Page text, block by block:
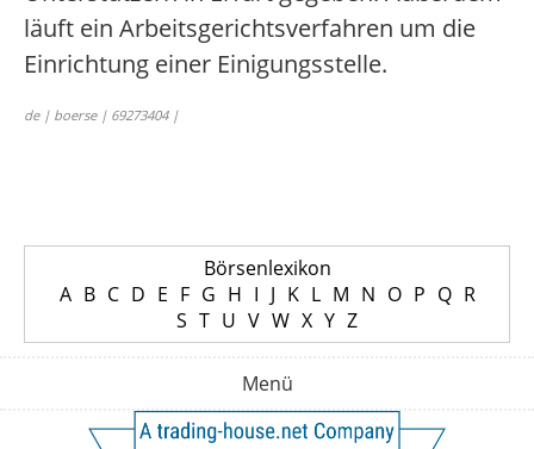
läuft ein Arbeitsgerichtsverfahren um die
Einrichtung einer Einigungsstelle.
de | boerse | 69273404 |
Börsenlexikon
A B C D E F G H I J K L M N O P Q R
S T U V W X Y Z
Menü